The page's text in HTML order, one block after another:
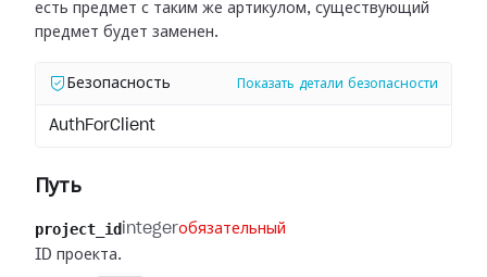
есть предмет с таким же артикулом, существующий
предмет будет заменен.
Безопасность Показать детали безопасности
AuthForClient
Путь
project_id integerобязательный
ID проекта.